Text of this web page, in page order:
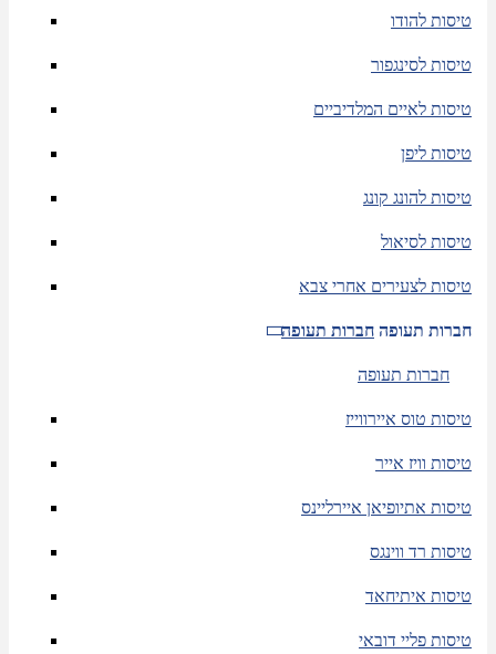
טיסות להודו
טיסות לסינגפור
טיסות לאיים המלדיביים
טיסות ליפן
טיסות להונג קונג
טיסות לסיאול
טיסות לצעירים אחרי צבא
חברות תעופה חברות תעופה
חברות תעופה
טיסות טוס איירווייז
טיסות וויז אייר
טיסות אתיופיאן איירליינס
טיסות רד ווינגס
טיסות איתיחאד
טיסות פליי דובאי